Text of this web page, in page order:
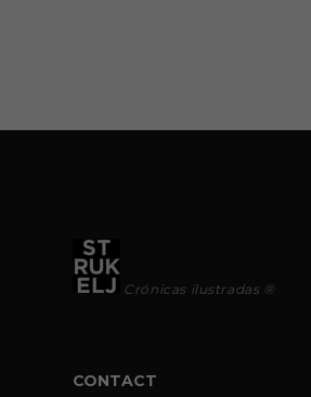
Crónicas ilustradas ®
CONTACT